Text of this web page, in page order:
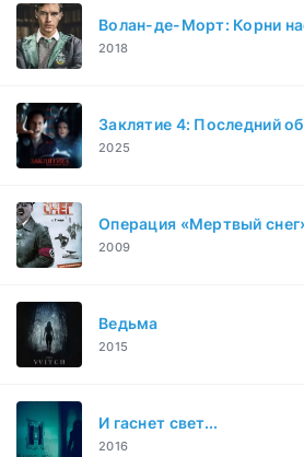
Волан-де-Морт: Корни
2018
Заклятие 4: Последний
2025
Операция «Мертвый
2009
Ведьма
2015
И гаснет свет...
2016